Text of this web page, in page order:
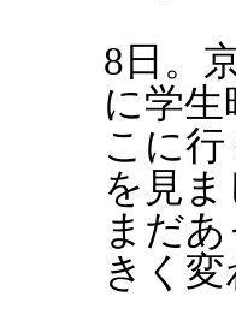
8日。
に学
こに
を見
まだ
きく